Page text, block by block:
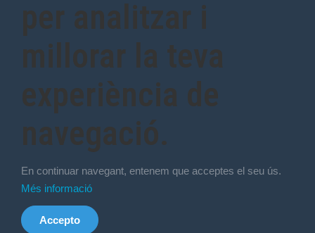
per analitzar i
millorar la teva
experiència de
navegació.
En continuar navegant, entenem que acceptes el seu ús.
Més informació
Accepto